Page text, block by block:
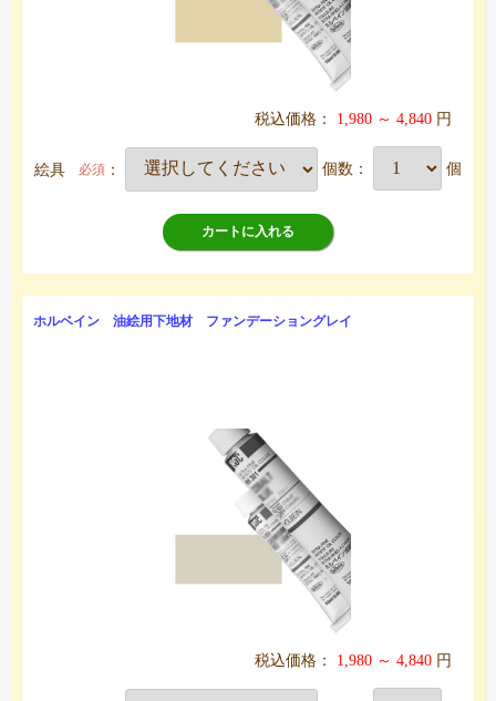
税込価格： 1,980 ～ 4,840 円
絵具 必須 ： 個数： 個
カートに入れる
ホルベイン 油絵用下地材 ファンデーショングレイ
税込価格： 1,980 ～ 4,840 円